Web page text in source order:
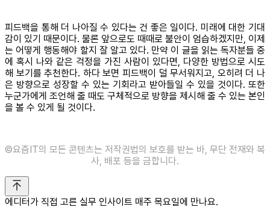
피드백을 통해 더 나아질 수 있다는 건 좋은 일이다. 미래에 대한 기대
감이 있기 때문이다. 물론 앞으로도 때때로 불안이 엄습하겠지만, 이제
는 어떻게 행동해야 할지 잘 알고 있다. 만약 이 글을 읽는 독자분들 중
에 혹시 나와 같은 걱정을 가진 사람이 있다면, 다양한 방법으로 시도
해 보기를 추천한다. 하다 보면 피드백이 덜 무서워지고, 오히려 더 나
은 방향으로 성장할 수 있는 기회라고 받아들일 수 있을 것이다. 또한
누군가에게 조언해 줄 때도 구체적으로 방향을 제시해 줄 수 있는 본인
을 볼 수 있게 될 것이다.
©️요즘IT의 모든 콘텐츠는 저작권법의 보호를 받는 바, 무단 전재와 복
사, 배포 등을 금합니다.
에디터가 직접 고른 실무 인사이트 매주 목요일에 만나요.